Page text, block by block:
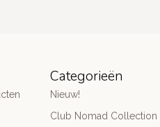
Categorieën
Nieuw!
Club Nomad Collection